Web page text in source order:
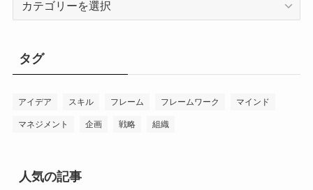
ー
タグ
アイデア スキル フレーム フレームワーク マインド
マネジメント 企画 戦略 組織
人気の記事